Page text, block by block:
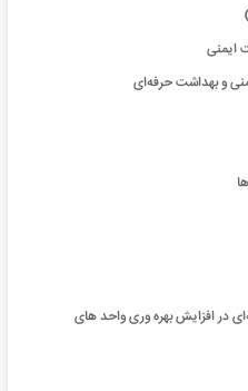
ایمنی
و بهداشت حرفه‌ای
در افزایش بهره وری واحد های